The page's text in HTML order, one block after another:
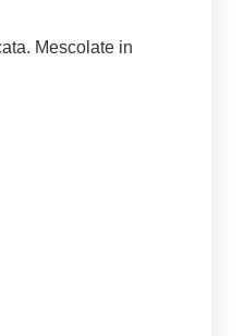
Mescolate in